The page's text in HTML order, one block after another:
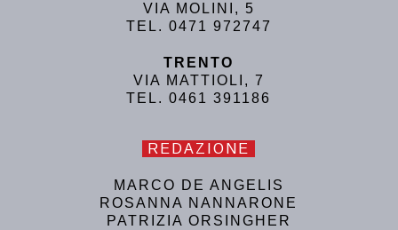
VIA MOLINI, 5
TEL. 0471 972747
TRENTO
VIA MATTIOLI, 7
TEL. 0461 391186
REDAZIONE
MARCO DE ANGELIS
ROSANNA NANNARONE
PATRIZIA ORSINGHER